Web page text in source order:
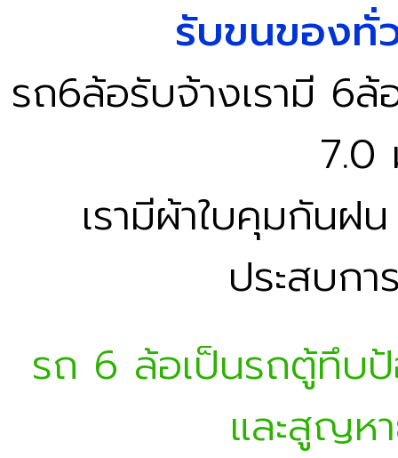
รับขนของทั่
รถ6ล้อรับจ้างเรามี 6
7.0
เรามีผ้าใบคุมกันฝ
ประสบก
รถ 6 ล้อเป็นรถตู้ทึบ
และสูญห